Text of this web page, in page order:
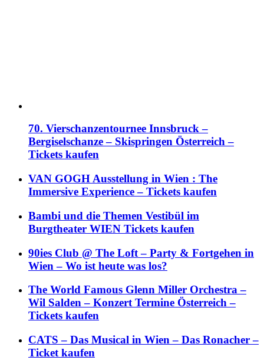
70. Vierschanzentournee Innsbruck –
Bergiselschanze – Skispringen Österreich –
Tickets kaufen
VAN GOGH Ausstellung in Wien : The
Immersive Experience – Tickets kaufen
Bambi und die Themen Vestibül im
Burgtheater WIEN Tickets kaufen
90ies Club @ The Loft – Party & Fortgehen in
Wien – Wo ist heute was los?
The World Famous Glenn Miller Orchestra –
Wil Salden – Konzert Termine Österreich –
Tickets kaufen
CATS – Das Musical in Wien – Das Ronacher –
Ticket kaufen